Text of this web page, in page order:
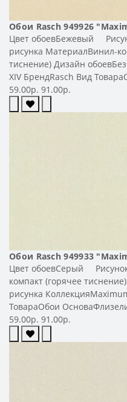
Обои Rasch 949926
Цвет обоевБежевый
рисунка МатериалВинил-
тиснение) Дизайн
XIV БрендRasch Вид
59.00р. 91.00р.
Обои Rasch 949933
Цвет обоевСерый
компакт (горячее
рисунка
ТовараОбои
59.00р. 91.00р.